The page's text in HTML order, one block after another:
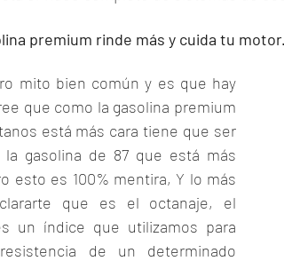
premium rinde más y cuida tu motor.
mito bien común y es que hay
que como la gasolina premium
está más cara tiene que ser
gasolina de 87 que está más
esto es 100% mentira, Y lo más
que es el octanaje, el
un índice que utilizamos para
de un determinado